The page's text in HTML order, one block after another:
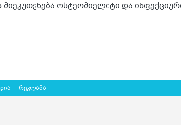
მიეკუთვნება ოსტეომიელიტი და
რეკლამა